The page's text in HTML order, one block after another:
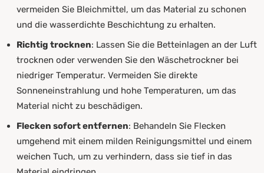
vermeiden Sie Bleichmittel, um das Material zu schonen
und die wasserdichte Beschichtung zu erhalten.
Richtig trocknen: Lassen Sie die Betteinlagen an der Luft
trocknen oder verwenden Sie den Wäschetrockner bei
niedriger Temperatur. Vermeiden Sie direkte
Sonneneinstrahlung und hohe Temperaturen, um das
Material nicht zu beschädigen.
Flecken sofort entfernen: Behandeln Sie Flecken
umgehend mit einem milden Reinigungsmittel und einem
weichen Tuch, um zu verhindern, dass sie tief in das